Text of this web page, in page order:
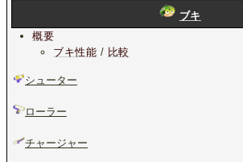
ブキ
概要
ブキ性能 / 比較
シューター
ローラー
チャージャー